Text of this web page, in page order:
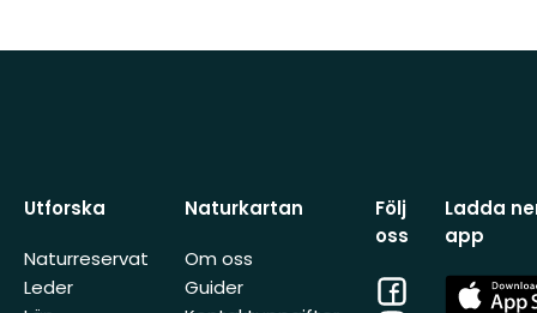
Utforska
Naturreservat
Leder
Naturkartan
Om oss
Guider
Följ
oss
Facebook
Ladda
app
App